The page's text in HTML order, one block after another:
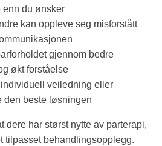
enn du ønsker
kan oppleve seg misforstått
gjennom bedre
økt forståelse
veiledning eller
den beste løsningen
dere har størst nytte av parterapi,
tilpasset behandlingsopplegg.